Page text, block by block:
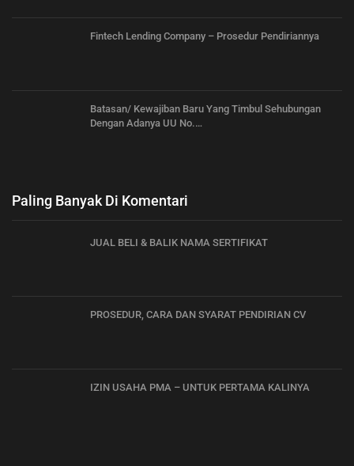
Fintech Lending Company – Prosedur Pendiriannya
Batasan/ Kewajiban Baru Yang Timbul Sehubungan
Dengan Adanya UU No.…
Paling Banyak Di Komentari
JUAL BELI & BALIK NAMA SERTIFIKAT
PROSEDUR, CARA DAN SYARAT PENDIRIAN CV
IZIN USAHA PMA – UNTUK PERTAMA KALINYA